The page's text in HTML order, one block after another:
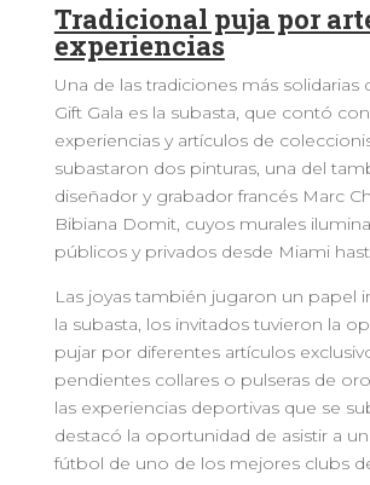
Tradicional puja por
experiencias
Una de las tradiciones más solidarias
Gift Gala es la subasta, que contó
experiencias y artículos de
subastaron dos pinturas, una del
diseñador y grabador francés Marc
Bibiana Domit, cuyos murales
públicos y privados desde Miami
Las joyas también jugaron un papel
la subasta, los invitados tuvieron la
pujar por diferentes artículos
pendientes collares o pulseras de
las experiencias deportivas que se
destacó la oportunidad de asistir a
fútbol de uno de los mejores clubs